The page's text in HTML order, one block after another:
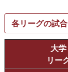
各リーグの試
大学
リー